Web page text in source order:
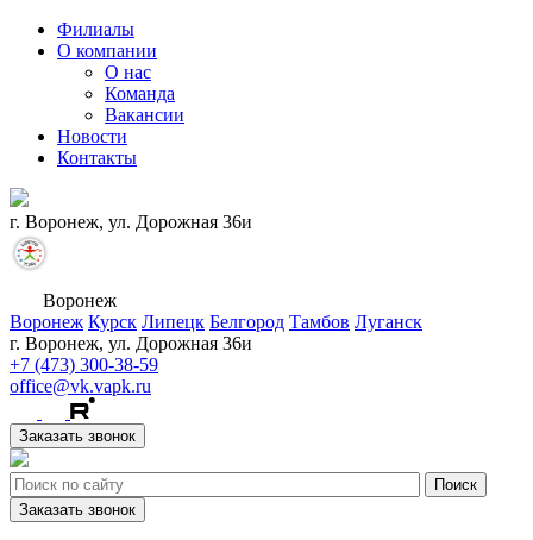
Филиалы
О компании
О нас
Команда
Вакансии
Новости
Контакты
г. Воронеж, ул. Дорожная 36и
Воронеж
Воронеж Курск Липецк Белгород Тамбов Луганск
г. Воронеж, ул. Дорожная 36и
+7 (473) 300-38-59
office@vk.vapk.ru
Заказать звонок
Заказать звонок